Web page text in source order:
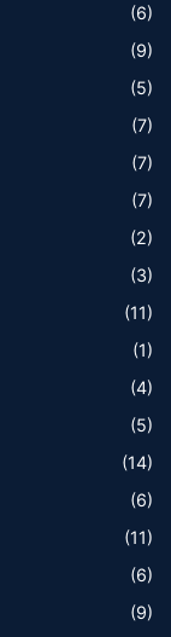
(6)
(9)
(5)
(7)
(7)
(7)
(2)
(3)
(11)
(1)
(4)
(5)
(14)
(6)
(11)
(6)
(9)